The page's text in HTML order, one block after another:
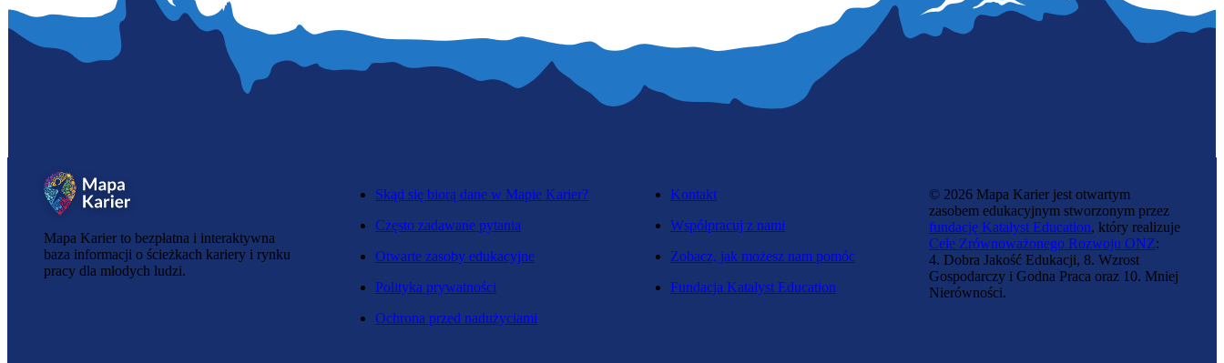
Mapa Karier to bezpłatna i interaktywna
baza informacji o ścieżkach kariery i rynku
pracy dla młodych ludzi.
Skąd się biorą dane w Mapie Karier?
Często zadawane pytania
Otwarte zasoby edukacyjne
Polityka prywatności
Ochrona przed nadużyciami
Kontakt
Współpracuj z nami
Zobacz, jak możesz nam pomóc
Fundacja Katalyst Education
© 2026 Mapa Karier jest otwartym
zasobem edukacyjnym stworzonym przez
fundację Katalyst Education, który realizuje
Cele Zrównoważonego Rozwoju ONZ:
4. Dobra Jakość Edukacji, 8. Wzrost
Gospodarczy i Godna Praca oraz 10. Mniej
Nierówności.